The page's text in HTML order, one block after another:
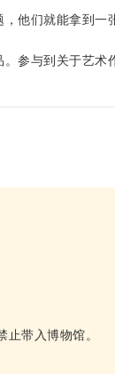
他们就能拿到
参与到关于艺术
带入博物馆。